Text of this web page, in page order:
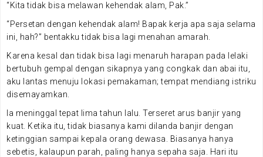
“Kita tidak bisa melawan kehendak alam, Pak.”
“Persetan dengan kehendak alam! Bapak kerja apa saja selama
ini, hah?” bentakku tidak bisa lagi menahan amarah.
Karena kesal dan tidak bisa lagi menaruh harapan pada lelaki
bertubuh gempal dengan sikapnya yang congkak dan abai itu,
aku lantas menuju lokasi pemakaman; tempat mendiang istriku
disemayamkan.
Ia meninggal tepat lima tahun lalu. Terseret arus banjir yang
kuat. Ketika itu, tidak biasanya kami dilanda banjir dengan
ketinggian sampai kepala orang dewasa. Biasanya hanya
sebetis, kalaupun parah, paling hanya sepaha saja. Hari itu